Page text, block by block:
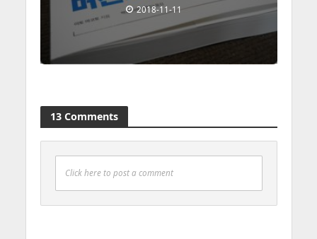
2018-11-11
13 Comments
Click here to post a comment